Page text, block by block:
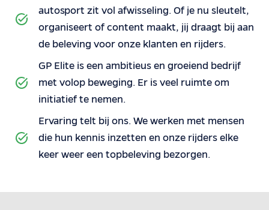
autosport zit vol afwisseling. Of je nu sleutelt,
organiseert of content maakt, jij draagt bij aan
de beleving voor onze klanten en rijders.
GP Elite is een ambitieus en groeiend bedrijf
met volop beweging. Er is veel ruimte om
initiatief te nemen.
Ervaring telt bij ons. We werken met mensen
die hun kennis inzetten en onze rijders elke
keer weer een topbeleving bezorgen.